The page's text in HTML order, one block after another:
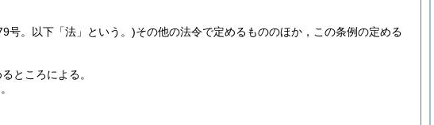
号。以下「法」という。)その他の法令で定めるもののほか，この条例の定める
ところによる。